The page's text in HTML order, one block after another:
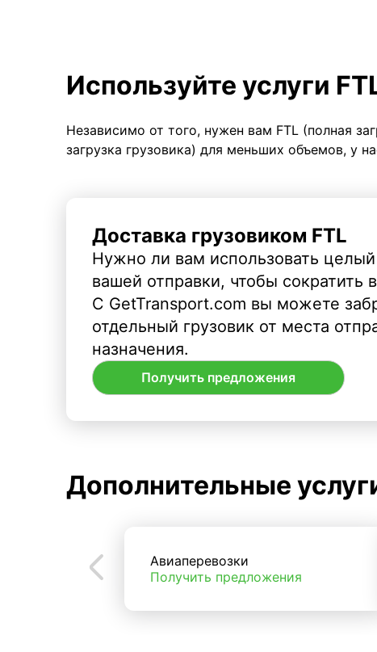
Используйте услуги
Независимо от того, нужен вам FTL (полная
загрузка грузовика) для меньших объемов, у
Доставка грузовиком FTL
Нужно ли вам использовать целый
вашей отправки, чтобы сократить
С GetTransport.com вы можете
отдельный грузовик от места
назначения.
Получить предложения
Дополнительные
Авиаперевозки
Получить предложения